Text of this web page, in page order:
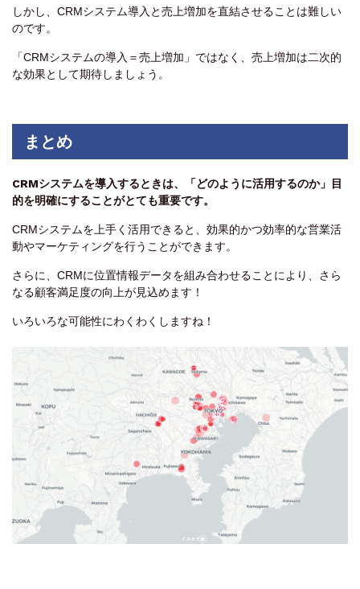
しかし、CRMシステム導入と売上増加を直結させることは難しい
のです。
「CRMシステムの導入＝売上増加」ではなく、売上増加は二次的
な効果として期待しましょう。
まとめ
CRMシステムを導入するときは、「どのように活用するのか」目
的を明確にすることがとても重要です。
CRMシステムを上手く活用できると、効果的かつ効率的な営業活
動やマーケティングを行うことができます。
さらに、CRMに位置情報データを組み合わせることにより、さら
なる顧客満足度の向上が見込めます！
いろいろな可能性にわくわくしますね！